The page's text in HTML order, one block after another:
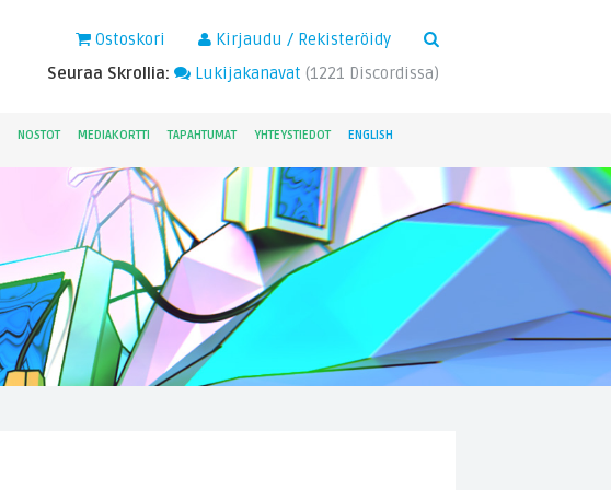
Kirjaudu / Rekisteröidy
Ostoskori
Seuraa Skrollia:
Lukijakanavat (1221 Discordissa)
NOSTOT MEDIAKORTTI TAPAHTUMAT YHTEYSTIEDOT ENGLISH